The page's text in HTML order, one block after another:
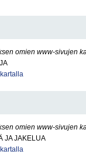
omien www-sivujen
omien www-sivujen
JA JAKELUA